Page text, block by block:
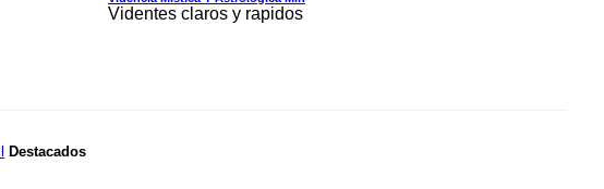
Videntes claros y rapidos
Destacados